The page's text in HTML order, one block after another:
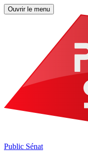
Ouvrir le menu
Public Sénat